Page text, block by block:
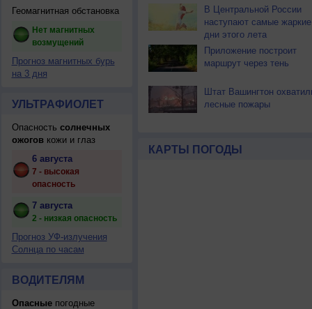
Геомагнитная обстановка
Нет магнитных
возмущений
Прогноз магнитных бурь
на 3 дня
УЛЬТРАФИОЛЕТ
Опасность солнечных
ожоговкожи и глаз
6 августа
7 - высокая
опасность
7 августа
2 - низкая опасность
Прогноз УФ-излучения
Солнца по часам
ВОДИТЕЛЯМ
Опасныепогодные
В Центральной России
наступают самые жаркие
дни этого лета
Приложение построит
маршрут через тень
Штат Вашингтон
лесные пожары
КАРТЫ ПОГОДЫ